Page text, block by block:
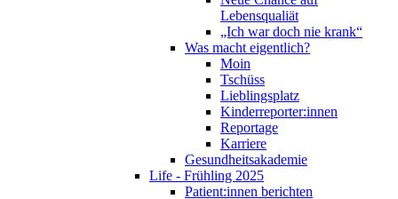
Lebensqualiät
„Ich war doch nie krank“
Was macht eigentlich?
Moin
Tschüss
Lieblingsplatz
Kinderreporter:innen
Reportage
Karriere
Gesundheitsakademie
Life - Frühling 2025
Patient:innen berichten